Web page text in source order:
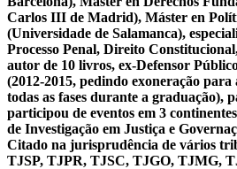
Carlos III de Madrid), Máster en
(Universidade de Salamanca),
Processo Penal, Direito
autor de 10 livros, ex-Defensor
(2012-2015, pedindo exoneração
todas as fases durante a graduação),
participou de eventos em 3
de Investigação em Justiça e
Citado na jurisprudência de vários
TJSP, TJPR, TJSC, TJGO, TJMG,